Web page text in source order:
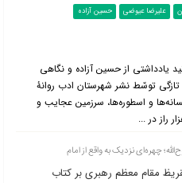
علیرضا عیوضی
حسین آزاده
یادداشتی از حسین آزاده و نگاهی
توسّط نشر شهرستان ادب روانۀ
و اسطوره‌ها، سرزمین عجایب و
راز در ...
چهره‌ای نزدیک به واقع از امام
مقام معظم رهبری بر کتاب